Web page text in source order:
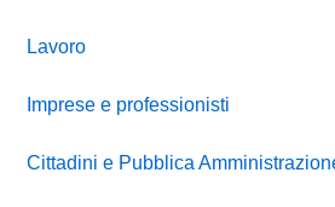
Lavoro
Imprese e professionisti
Cittadini e Pubblica